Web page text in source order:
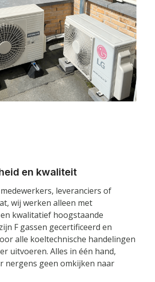
en kwaliteit
leveranciers of
wij werken alleen met
kwalitatief hoogstaande
F gassen gecertificeerd en
alle koeltechnische handelingen
uitvoeren. Alles in één hand,
nergens geen omkijken naar